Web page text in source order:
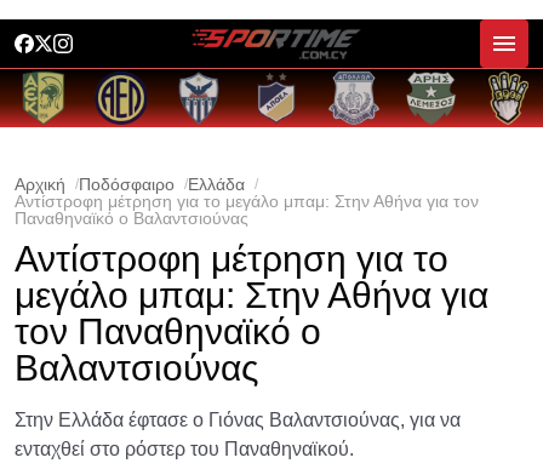
Αρχική Ποδόσφαιρο
Ελλάδα
Αντίστροφη μέτρηση για το μεγάλο μπαμ: Στην Αθήνα για τον
Παναθηναϊκό ο Βαλαντσιούνας
Αντίστροφη μέτρηση για το
μεγάλο μπαμ: Στην Αθήνα για
τον Παναθηναϊκό ο
Βαλαντσιούνας
Στην Ελλάδα έφτασε ο Γιόνας Βαλαντσιούνας, για να
ενταχθεί στο ρόστερ του Παναθηναϊκού.